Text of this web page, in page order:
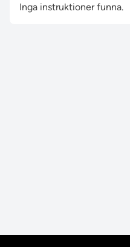
Inga instruktioner funna.